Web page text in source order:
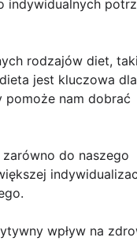
indywidualnych
rodzajów diet,
jest kluczowa dla
nam dobrać
do naszego
wpływ na